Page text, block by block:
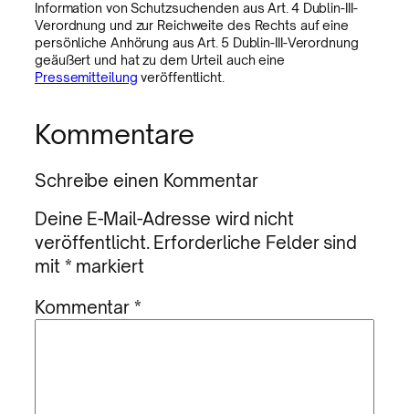
Information von Schutzsuchenden aus Art. 4 Dublin-III-
Verordnung und zur Reichweite des Rechts auf eine
persönliche Anhörung aus Art. 5 Dublin-III-Verordnung
geäußert und hat zu dem Urteil auch eine
Pressemitteilung veröffentlicht.
Kommentare
Schreibe einen Kommentar
Deine E-Mail-Adresse wird nicht
veröffentlicht. Erforderliche Felder sind
mit * markiert
Kommentar*